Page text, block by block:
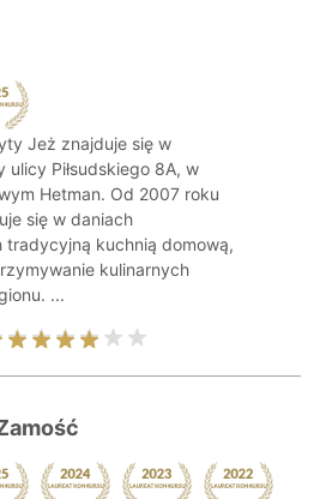
Jeż znajduje się w
ulicy Piłsudskiego 8A, w
Hetman. Od 2007 roku
się w daniach
tradycyjną kuchnią domową,
kulinarnych
...